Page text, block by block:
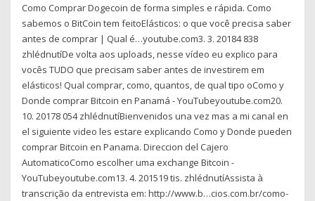
Como Comprar Dogecoin de forma simples e rápida. Como
sabemos o BitCoin tem feitoElásticos: o que você precisa saber
antes de comprar | Qual é…youtube.com3. 3. 20184 838
zhlédnutíDe volta aos uploads, nesse vídeo eu explico para
vocês TUDO que precisam saber antes de investirem em
elásticos! Qual comprar, como, quantos, de qual tipo oComo y
Donde comprar Bitcoin en Panamá - YouTubeyoutube.com20.
10. 20178 054 zhlédnutíBienvenidos una vez mas a mi canal en
el siguiente video les estare explicando Como y Donde pueden
comprar Bitcoin en Panama. Direccion del Cajero
AutomaticoComo escolher uma exchange Bitcoin -
YouTubeyoutube.com13. 4. 201519 tis. zhlédnutíAssista à
transcrição da entrevista em: http://www.b…cios.com.br/como-